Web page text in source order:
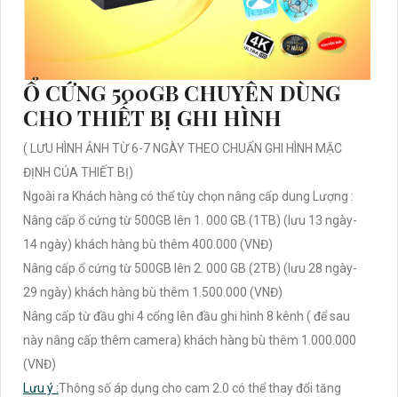
Ổ CỨNG 500GB CHUYÊN DÙNG
CHO THIẾT BỊ GHI HÌNH
( LƯU HÌNH ẢNH TỪ 6-7 NGÀY THEO CHUẨN GHI HÌNH MẶC
ĐỊNH CỦA THIẾT BỊ)
Ngoài ra Khách hàng có thể tùy chọn nâng cấp dung Lượng :
Nâng cấp ổ cứng từ 500GB lên 1. 000 GB (1TB) (lưu 13 ngày-
14 ngày) khách hàng bù thêm 400.000 (VNĐ)
Nâng cấp ổ cứng từ 500GB lên 2. 000 GB (2TB) (lưu 28 ngày-
29 ngày) khách hàng bù thêm 1.500.000 (VNĐ)
Nâng cấp từ đầu ghi 4 cổng lên đầu ghi hình 8 kênh ( để sau
này nâng cấp thêm camera) khách hàng bù thêm 1.000.000
(VNĐ)
Lưu ý :Thông số áp dụng cho cam 2.0 có thể thay đổi tăng